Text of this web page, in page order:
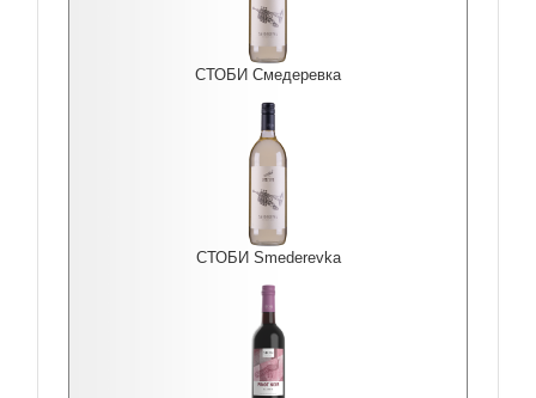
СТОБИ Смедеревка
СТОБИ Smederevka